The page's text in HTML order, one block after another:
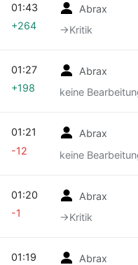
Abrax
→‎Kritik
01:43
+264
Abrax
keine
01:27
+198
Abrax
keine
01:21
-12
Abrax
→‎Kritik
01:20
-1
Abrax
01:19